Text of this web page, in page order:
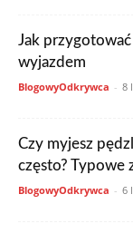
Jak
wyjazdem
BlogowyOdkrywca - 8
Czy myjesz
często? Typowe
BlogowyOdkrywca - 6